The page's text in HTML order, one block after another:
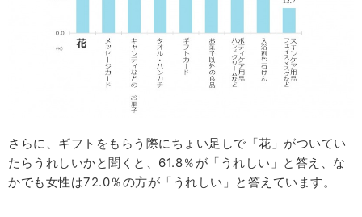
さらに、ギフトをもらう際にちょい足しで「花」がついてい
たらうれしいかと聞くと、61.8％が「うれしい」と答え、な
かでも女性は72.0％の方が「うれしい」と答えています。